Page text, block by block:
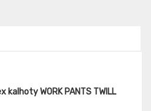
WORK PANTS TWILL